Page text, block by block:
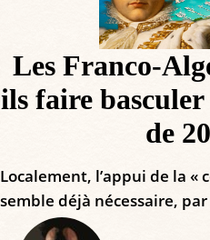
Les Franco-
ils faire
de
Localement, l’appui de la
semble déjà nécessaire,